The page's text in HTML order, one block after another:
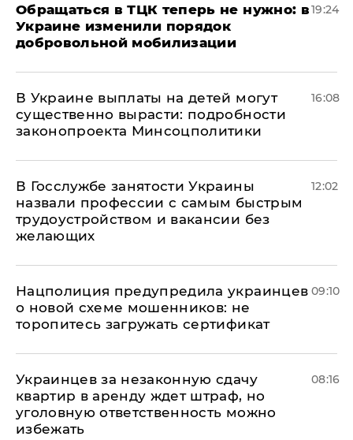
Обращаться в ТЦК теперь не нужно: в
Украине изменили порядок
добровольной мобилизации
19:24
В Украине выплаты на детей могут
существенно вырасти: подробности
законопроекта Минсоцполитики
16:08
В Госслужбе занятости Украины
назвали профессии с самым быстрым
трудоустройством и вакансии без
желающих
12:02
Нацполиция предупредила украинцев
о новой схеме мошенников: не
торопитесь загружать сертификат
09:10
Украинцев за незаконную сдачу
квартир в аренду ждет штраф, но
уголовную ответственность можно
избежать
08:16